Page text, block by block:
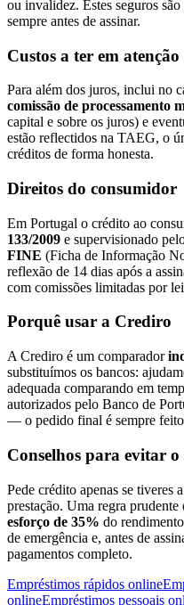
ou invalidez. Estes seguros
sempre antes de assinar.
Custos a ter em atenção
Para além dos juros, inclui no
comissão de processamento
capital e sobre os juros) e
estão reflectidos na TAEG, o
créditos de forma honesta.
Direitos do consumidor
Em Portugal o crédito ao
133/2009 e supervisionado
FINE (Ficha de Informação
reflexão de 14 dias após a
com comissões limitadas por
Porquê usar a Crediro
A Crediro é um comparador
substituímos os bancos:
adequada comparando em
autorizados pelo Banco de
— o pedido final é sempre
Conselhos para evitar
Pede crédito apenas se tiveres
prestação. Uma regra prudente
esforço de 35% do
de emergência e, antes de
pagamentos completo.
Empréstimos rápidos online
onlineEmpréstimos pessoais